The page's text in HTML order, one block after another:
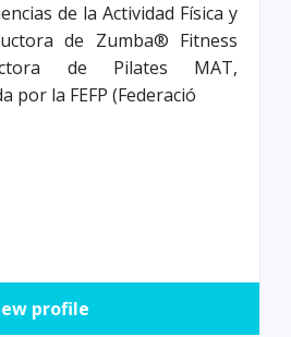
de la Actividad Física y
de Zumba® Fitness
de Pilates MAT,
por la FEFP (Federació
profile